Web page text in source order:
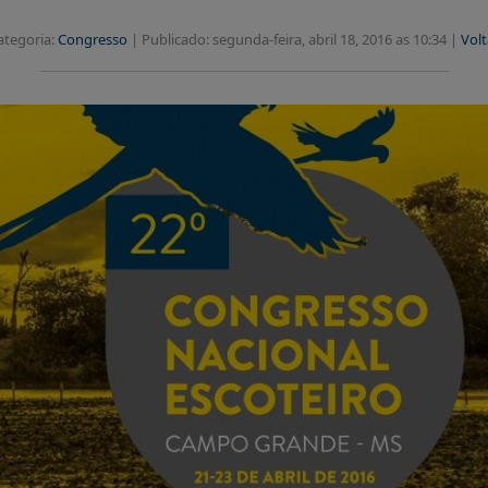
Congresso | Publicado: segunda-feira, abril 18, 2016 as 10:34 |